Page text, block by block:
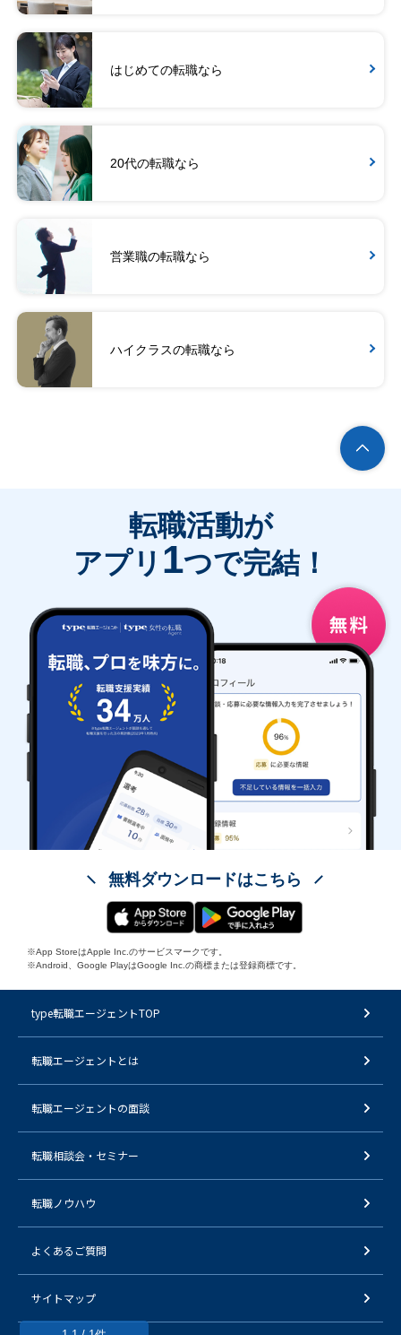
はじめての転職なら
20代の転職なら
営業職の転職なら
ハイクラスの転職なら
転職活動が
アプリ 1つで完結！
無料ダウンロードはこちら
※App StoreはApple Inc.のサービスマークです。
※Android、Google PlayはGoogle Inc.の商標または登録商標です。
type転職エージェントTOP
転職エージェントとは
転職エージェントの面談
転職相談会・セミナー
転職ノウハウ
よくあるご質問
サイトマップ